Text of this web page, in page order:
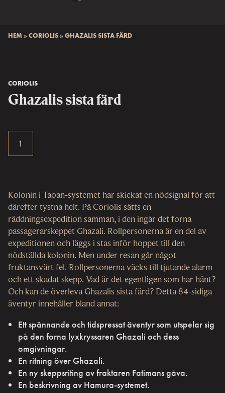
HEM»CORIOLIS»GHAZALIS SISTA FÄRD
CORIOLIS
Ghazalis sista färd
Kolonin i Taoan-systemet har skickat en nödsignal för att
därefter tystna helt. På Coriolis sätts en
räddningsexpedition samman, i den ingår det forna
passagerarskeppet Ghazali. Rollpersonerna är en del av
expeditionen och läggs i stas inför hoppet till den
nödställda kolonin. Men under resan går något
fruktansvärt fel. Rollpersonerna väcks till tjutande alarm
och ett skadat skepp. Vad är det egentligen som har hänt?
Och kan de överleva Ghazalis sista färd? Detta 84-sidiga
äventyr innehåller bland annat:
Ett spännande och tidspressat äventyr som utspelar sig
på den forna lyxkryssaren Ghazali och dess
omgivningar.
En ritning över Ghazali.
En ny skeppsriting av fraktaren Fatimans gåva.
En beskrivning av Hamura-systemet.